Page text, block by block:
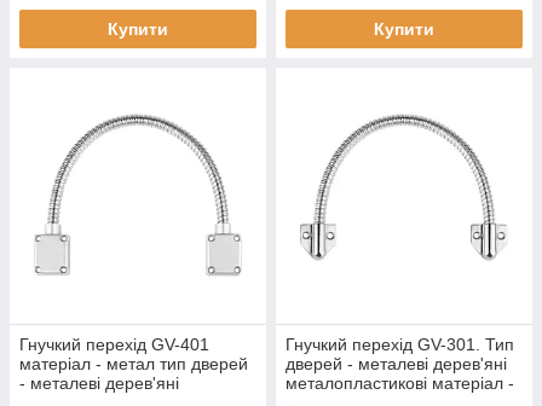
Купити Купити
Гнучкий перехід GV-401
матеріал - метал тип дверей
- металеві дерев'яні
Гнучкий перехід GV-301. Тип
дверей - металеві дерев'яні
металопластикові матеріал -